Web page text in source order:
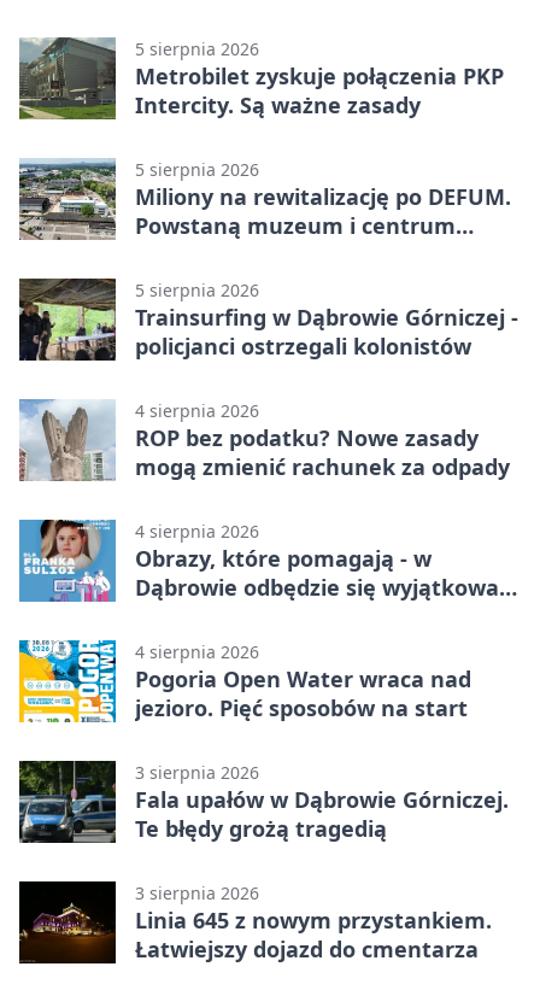
5 sierpnia 2026
Metrobilet zyskuje połączenia PKP
Intercity. Są ważne zasady
5 sierpnia 2026
Miliony na rewitalizację po DEFUM.
Powstaną muzeum i centrum
5 sierpnia 2026
Trainsurfing w Dąbrowie Górniczej -
policjanci ostrzegali kolonistów
4 sierpnia 2026
ROP bez podatku? Nowe zasady
mogą zmienić rachunek za odpady
4 sierpnia 2026
Obrazy, które pomagają - w
Dąbrowie odbędzie się wyjątkowa
4 sierpnia 2026
Pogoria Open Water wraca nad
jezioro. Pięć sposobów na start
3 sierpnia 2026
Fala upałów w Dąbrowie Górniczej.
Te błędy grożą tragedią
3 sierpnia 2026
Linia 645 z nowym przystankiem.
Łatwiejszy dojazd do cmentarza